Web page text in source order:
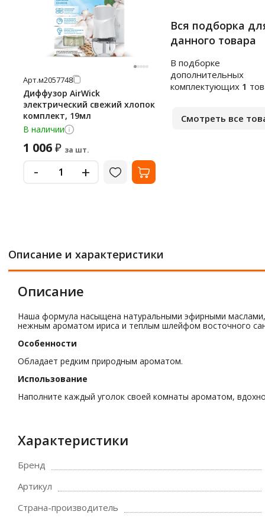
Арт.м2057748
Диффузор AirWick
электрический свежий хлопок
комплект, 19мл
В наличии
1 006₽ за шт.
- +
Вся подборка
данного товара
В подборке
дополнительных
комплектующих 1
Смотреть все
Описание и характеристики
Описание
Наша формула насыщена натуральными эфирными
нежным ароматом ириса и теплым шлейфом восточного
Особенности
Обладает редким природным ароматом.
Использование
Наполните каждый уголок своей комнаты ароматом,
Характеристики
Бренд
Артикул
Страна-производитель